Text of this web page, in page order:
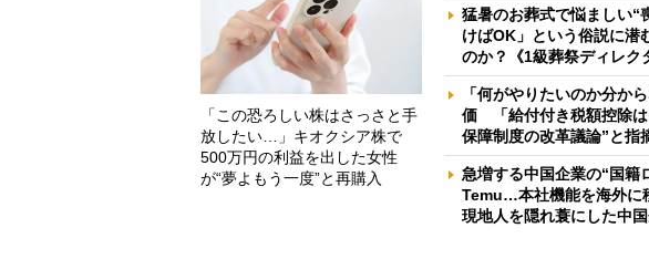
「この恐ろしい株はさっさと手
放したい…」キオクシア株で
500万円の利益を出した女性
が“夢よもう一度”と再購入
猛暑のお葬式で悩ましい
けばOK」という俗説に潜
のか？《1級葬祭ディレク
「何がやりたいのか分か
価 「給付付き税額控除は
保障制度の改革議論”と指
急増する中国企業の“国
Temu…本社機能を海外に
現地人を隠れ蓑にした中